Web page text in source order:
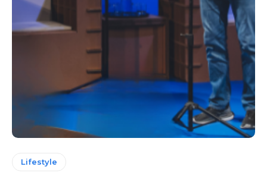
Lifestyle